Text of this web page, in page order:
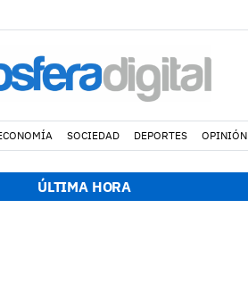
SOCIEDAD DEPORTES OPINIÓN
ÚLTIMA HORA